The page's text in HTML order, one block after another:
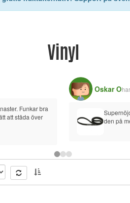
Vinyl
Funkar bra
att städa över
Oskar O
den på